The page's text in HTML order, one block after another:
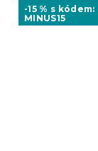
-15 % s kódem:
MINUS15